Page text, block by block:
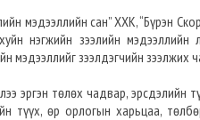
мэдээллийн сан” ХХК, “Бүрэн
нэгжийн зээлийн мэдээллийн
мэдээллийг зээлдэгчийн
эргэн төлөх чадвар, эрсдэлийн
түүх, өр орлогын харьцаа,